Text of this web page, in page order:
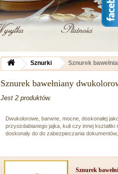
Sznurki Sznurek
Sznurek bawełniany
Jest 2 produktów.
Dwukolorowe, barwne, mocne, doskonałej
przyozdabianego jajka, kuli czy innej
doskonały do do zabezpieczania
Sznurek